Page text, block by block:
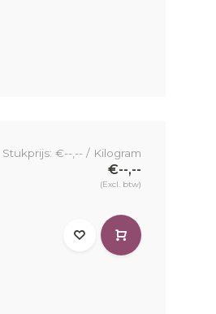
Stukprijs: €--,-- / Kilogram
€--,--
(Excl. btw)